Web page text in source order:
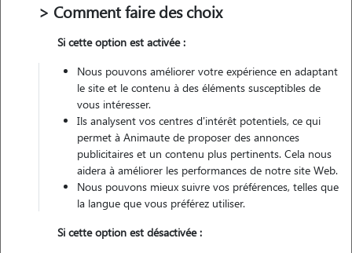
Véhiculé
Garde réalisée
Contacter
L'envoi d'une demande est sans engagement
> Comment faire des choix
Si cette option est activée :
Nous pouvons améliorer votre expérience en adaptant
le site et le contenu à des éléments susceptibles de
vous intéresser.
Ils analysent vos centres d'intérêt potentiels, ce qui
permet à Animaute de proposer des annonces
publicitaires et un contenu plus pertinents. Cela nous
aidera à améliorer les performances de notre site Web.
Nous pouvons mieux suivre vos préférences, telles que
la langue que vous préférez utiliser.
Si cette option est désactivée :